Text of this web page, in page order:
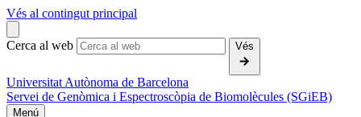
Vés al contingut principal
Cerca al web Vés
Universitat Autònoma de Barcelona
Servei de Genòmica i Espectroscòpia de Biomolècules (SGiEB)
Menú